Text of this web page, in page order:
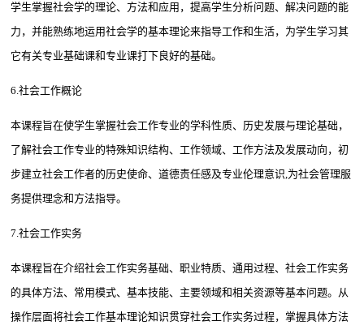
学生掌握社会学的理论、方法和应用，提高学生分析问题、解决问题的能
力，并能熟练地运用社会学的基本理论来指导工作和生活，为学生学习其
它有关专业基础课和专业课打下良好的基础。
6.社会工作概论
本课程旨在使学生掌握社会工作专业的学科性质、历史发展与理论基础，
了解社会工作专业的特殊知识结构、工作领域、工作方法及发展动向，初
步建立社会工作者的历史使命、道德责任感及专业伦理意识,为社会管理服
务提供理念和方法指导。
7.社会工作实务
本课程旨在介绍社会工作实务基础、职业特质、通用过程、社会工作实务
的具体方法、常用模式、基本技能、主要领域和相关资源等基本问题。从
操作层面将社会工作基本理论知识贯穿社会工作实务过程，掌握具体方法